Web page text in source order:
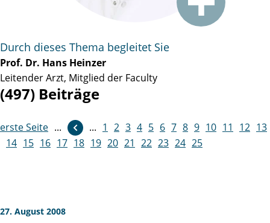
Durch dieses Thema begleitet Sie
Prof. Dr. Hans Heinzer
Leitender Arzt, Mitglied der Faculty
(497) Beiträge
erste Seite ... ... 1 2 3 4 5 6 7 8 9 10 11 12 13
14 15 16 17 18 19 20 21 22 23 24 25
27. August 2008